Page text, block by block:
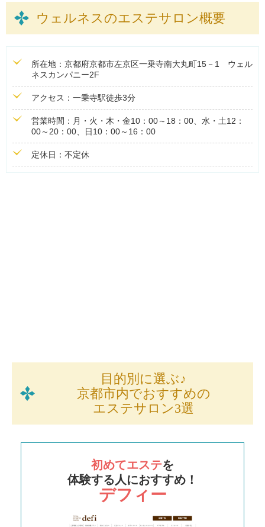
ウェルネスのエステサロン概要
所在地：京都府京都市左京区一乗寺南大丸町15－1 ウェル
ネスカンパニー2F
アクセス：一乗寺駅徒歩3分
営業時間：月・火・木・金10：00～18：00、水・土12：
00～20：00、日10：00～16：00
定休日：不定休
目的別に選ぶ♪
京都市内でおすすめの
エステサロン3選
初めてエステを
体験する人におすすめ！
デフィー